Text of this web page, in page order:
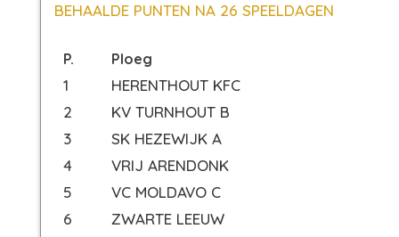
BEHAALDE PUNTEN NA 26 SPEELDAGEN
P. Ploeg
1
HERENTHOUT KFC
2
KV TURNHOUT B
3
SK HEZEWIJK A
4
VRIJ ARENDONK
5
VC MOLDAVO C
6
ZWARTE LEEUW